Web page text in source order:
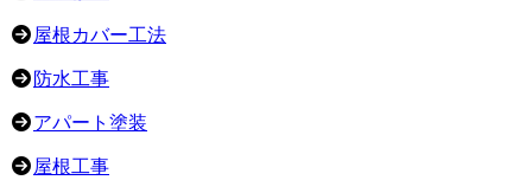
屋根カバー工法
防水工事
アパート塗装
屋根工事